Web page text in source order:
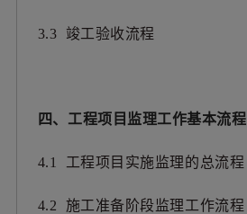
3.3 竣工验收流程
四、工程项目监理工作基本流程
4.1 工程项目实施监理的总流程
4.2 施工准备阶段监理工作流程